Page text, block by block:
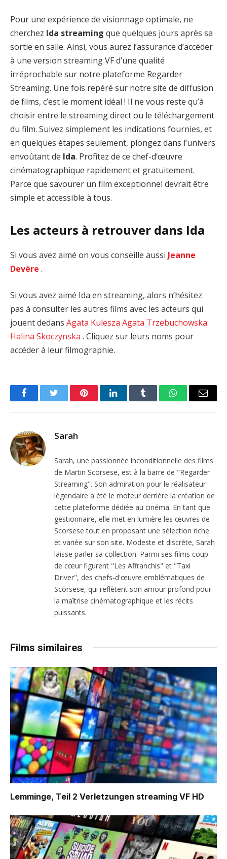
Pour une expérience de visionnage optimale, ne
cherchez Ida streaming que quelques jours après sa
sortie en salle. Ainsi, vous aurez l’assurance d’accéder
à une version streaming VF d’une qualité
irréprochable sur notre plateforme Regarder
Streaming. Une fois repéré sur notre site de diffusion
de films, c’est le moment idéal ! Il ne vous reste qu’à
choisir entre le streaming direct ou le téléchargement
du film. Suivez simplement les indications fournies, et
en quelques étapes seulement, plongez dans l’univers
envoûtant de Ida. Profitez de ce chef-d’œuvre
cinématographique rapidement et gratuitement.
Parce que savourer un film exceptionnel devrait être
simple et accessible à tous.
Les acteurs à retrouver dans Ida
Si vous avez aimé on vous conseille aussi Jeanne
Devère .
Si vous avez aimé Ida en streaming, alors n’hésitez
pas à consulter les autres films avec les acteurs qui
jouent dedans Agata Kulesza Agata Trzebuchowska
Halina Skoczynska . Cliquez sur leurs noms pour
accéder à leur filmographie.
FacebookTwitter PinterestLinkedInTumblr WhatsAppEmail
Sarah
Sarah, une passionnée inconditionnelle des films
de Martin Scorsese, est à la barre de "Regarder
Streaming". Son admiration pour le réalisateur
légendaire a été le moteur derrière la création de
cette plateforme dédiée au cinéma. En tant que
gestionnaire, elle met en lumière les œuvres de
Scorsese tout en proposant une sélection riche
et variée sur son site. Modeste et discrète, Sarah
laisse parler sa collection. Parmi ses films coup
de cœur figurent "Les Affranchis" et "Taxi
Driver", des chefs-d'œuvre emblématiques de
Scorsese, qui reflètent son amour profond pour
la maîtrise cinématographique et les récits
puissants.
Films similaires
Lemminge, Teil 2 Verletzungen streaming VF HD